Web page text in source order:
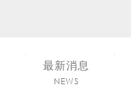
最新消息
NEWS